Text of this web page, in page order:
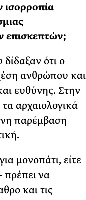
ισορροπία
επισκεπτών;
ότι ο
ανθρώπου και
ευθύνης. Στην
αρχαιολογικά
παρέμβαση
μονοπάτι, είτε
πρέπει να
και τις